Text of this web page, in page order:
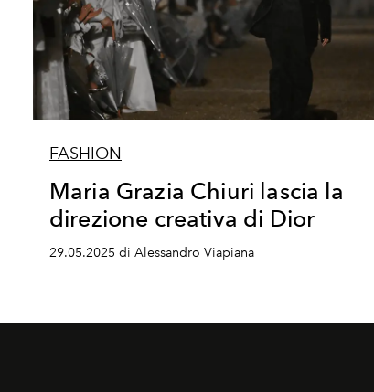
FASHION
Maria Grazia Chiuri lascia la
direzione creativa di Dior
29.05.2025 di Alessandro Viapiana